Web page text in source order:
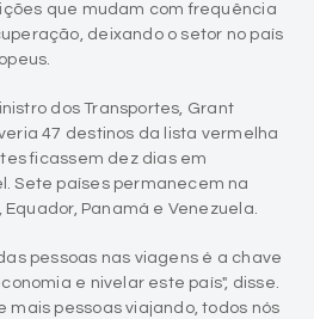
que mudam com frequência
deixando o setor no país
dos Transportes, Grant
47 destinos da lista vermelha
ficassem dez dias em
Sete países permanecem na
Equador, Panamá e Venezuela.
pessoas nas viagens é a chave
e nivelar este país", disse.
mais pessoas viajando, todos nós